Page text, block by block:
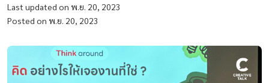
Last updated on พ.ย. 20, 2023
Posted on พ.ย. 20, 2023